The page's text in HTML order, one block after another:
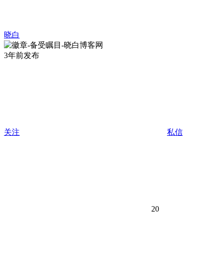
晓白
3年前发布
关注 私信
20